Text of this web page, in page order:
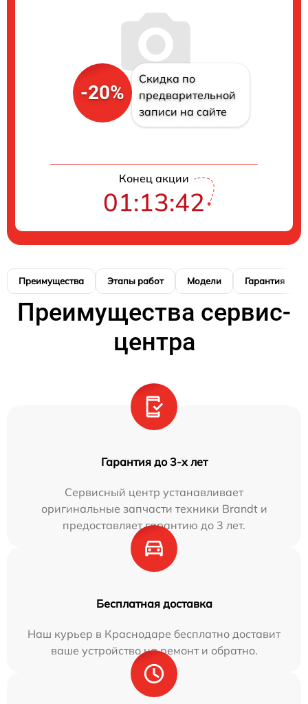
-20%
Скидка по
предварительной
записи на сайте
Конец акции
01:13:41
Преимущества Этапы работ Модели Гарантия
Преимущества сервис-
центра
Гарантия до 3-х лет
Сервисный центр устанавливает
оригинальные запчасти техники Brandt и
предоставляет гарантию до 3 лет.
Бесплатная доставка
Наш курьер в Краснодаре бесплатно доставит
ваше устройство на ремонт и обратно.